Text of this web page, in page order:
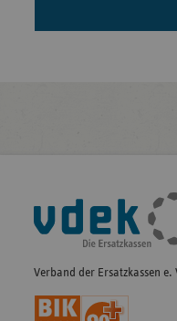
Fußleisten-
Navigation
Verband der Ersatzkassen e.